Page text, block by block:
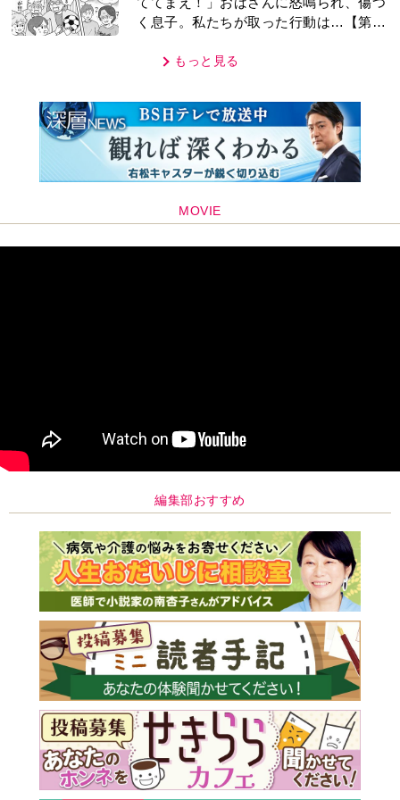
く息子。私たちが取った行動は…【第3
もっと見る
MOVIE
編集部おすすめ